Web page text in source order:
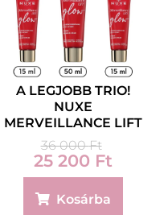
A LEGJOBB TRIO!
NUXE
MERVEILLANCE LIFT
GLOW – FESZESÍTŐ
RAGYOGÁST FOKOZÓ
KRÉM 50 ML + 2X15
36 000Ft
25 200 Ft
Kosárba